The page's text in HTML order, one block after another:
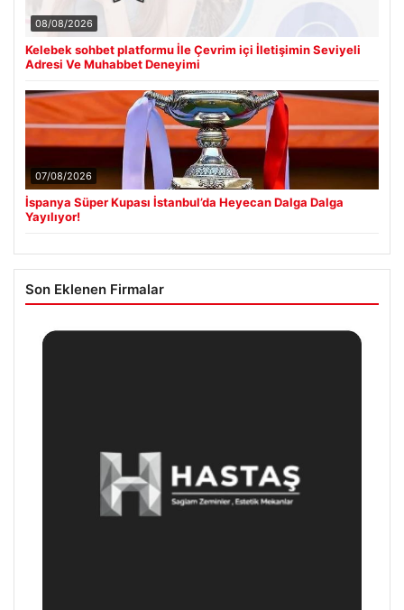
08/08/2026
Kelebek sohbet platformu İle Çevrim içi İletişimin Seviyeli
Adresi Ve Muhabbet Deneyimi
07/08/2026
İspanya Süper Kupası İstanbul’da Heyecan Dalga Dalga
Yayılıyor!
Son Eklenen Firmalar